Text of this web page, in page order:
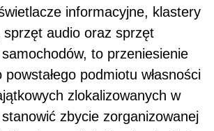
informacyjne, klastery
sprzęt audio oraz sprzęt
to przeniesienie
podmiotu własności
zlokalizowanych w
zbycie zorganizowanej